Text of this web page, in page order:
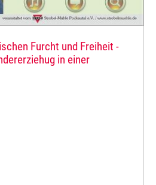
Furcht und Freiheit -
in einer